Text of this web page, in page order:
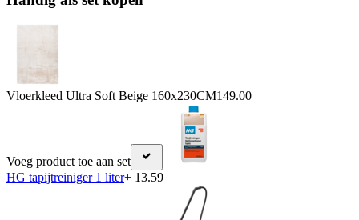
Vloerkleed Ultra Soft Beige 160x230CM149.00
Voeg product toe aan set
HG tapijtreiniger 1 liter+ 13.59